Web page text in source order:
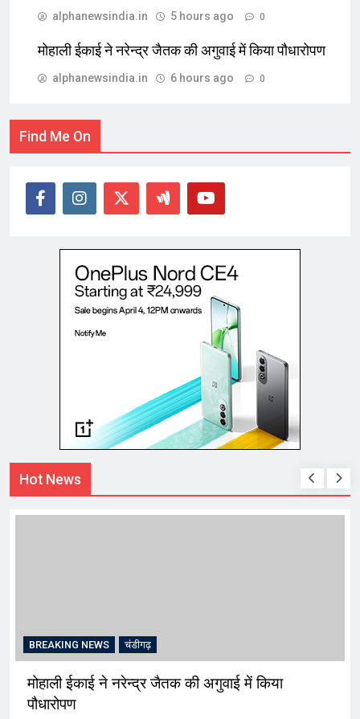
alphanewsindia.in 5 hours ago 0
मोहाली ईकाई ने नरेन्द्र जैतक की अगुवाई में किया पौधारोपण
alphanewsindia.in 6 hours ago 0
Find Me On
Hot News
BREAKING NEWS चंडीगढ़
मोहाली ईकाई ने नरेन्द्र जैतक की अगुवाई में किया
पौधारोपण